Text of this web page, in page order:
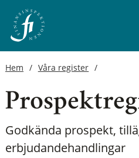
Hem Våra register
Godkända prospekt,
erbjudandehandlingar